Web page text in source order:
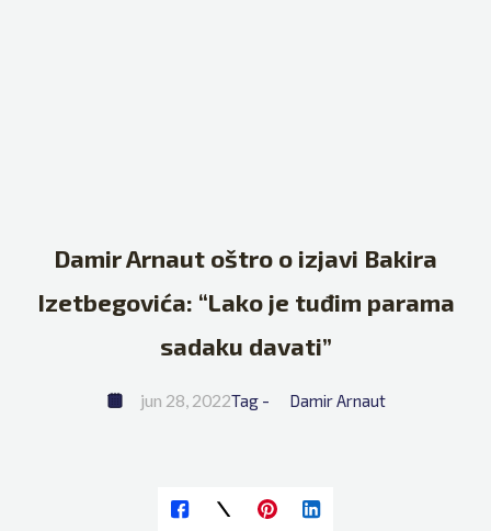
Damir Arnaut oštro o izjavi Bakira
Izetbegovića: “Lako je tuđim parama
sadaku davati”
jun 28, 2022Tag - Damir Arnaut